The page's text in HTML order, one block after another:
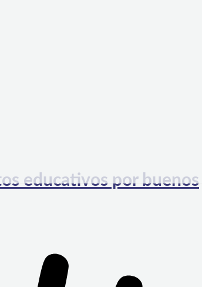
educativos por buenos